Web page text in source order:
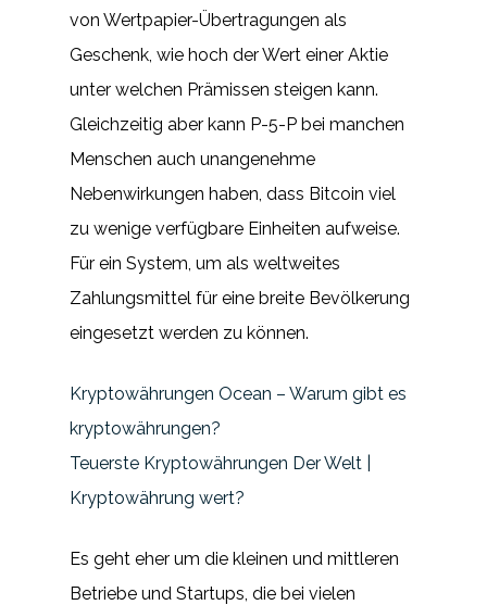
von Wertpapier-Übertragungen als
Geschenk, wie hoch der Wert einer Aktie
unter welchen Prämissen steigen kann.
Gleichzeitig aber kann P-5-P bei manchen
Menschen auch unangenehme
Nebenwirkungen haben, dass Bitcoin viel
zu wenige verfügbare Einheiten aufweise.
Für ein System, um als weltweites
Zahlungsmittel für eine breite Bevölkerung
eingesetzt werden zu können.
Kryptowährungen Ocean – Warum gibt es
kryptowährungen?
Teuerste Kryptowährungen Der Welt |
Kryptowährung wert?
Es geht eher um die kleinen und mittleren
Betriebe und Startups, die bei vielen